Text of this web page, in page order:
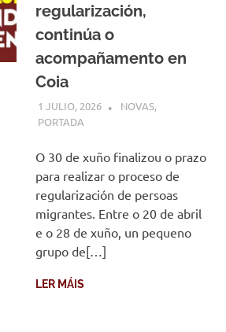
regularización,
continúa o
acompañamento en
Coia
1 JULIO, 2026 COMUNIDADE
NOVAS,
PORTADA
O 30 de xuño finalizou o prazo
para realizar o proceso de
regularización de persoas
migrantes. Entre o 20 de abril
e o 28 de xuño, un pequeno
grupo de[…]
LER MÁIS